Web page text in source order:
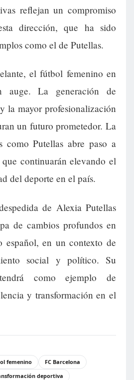
reflejan un compromiso
dirección, que ha sido
como el de Putellas.
el fútbol femenino en
auge. La generación de
la mayor profesionalización
un futuro prometedor. La
como Putellas abre paso a
continuarán elevando el
del deporte en el país.
de Alexia Putellas
de cambios profundos en
español, en un contexto de
social y político. Su
como ejemplo de
y transformación en el
femenino
FC Barcelona
deportiva